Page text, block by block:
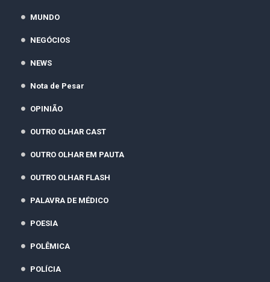
MUNDO
NEGÓCIOS
NEWS
Nota de Pesar
OPINIÃO
OUTRO OLHAR CAST
OUTRO OLHAR EM PAUTA
OUTRO OLHAR FLASH
PALAVRA DE MÉDICO
POESIA
POLÊMICA
POLÍCIA